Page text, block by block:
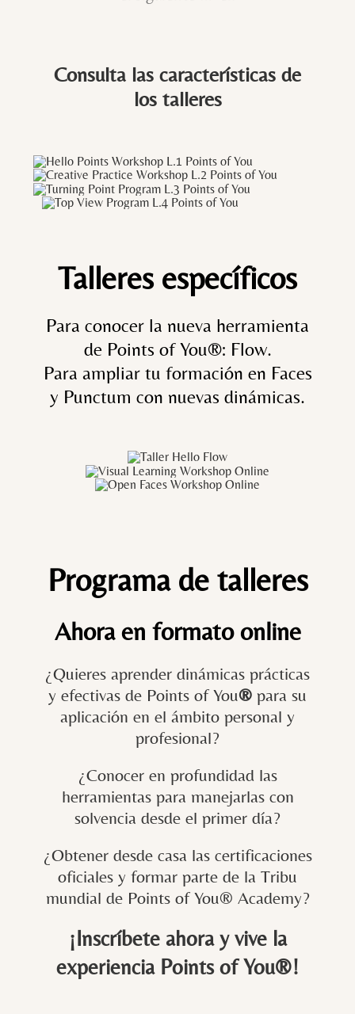
Consulta las características de
los talleres
Talleres específicos
Para conocer la nueva herramienta
de Points of You®: Flow.
Para ampliar tu formación en Faces
y Punctum con nuevas dinámicas.
Programa de talleres
Ahora en formato online
¿Quieres aprender dinámicas prácticas
y efectivas de Points of You® para su
aplicación en el ámbito personal y
profesional?
¿Conocer en profundidad las
herramientas para manejarlas con
solvencia desde el primer día?
¿Obtener desde casa las certificaciones
oficiales y formar parte de la Tribu
mundial de Points of You® Academy?
¡Inscríbete ahora y vive la
experiencia Points of You®!